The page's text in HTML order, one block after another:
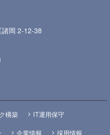
岡 2-12-38
構築
IT運用保守
企業情報 採用情報